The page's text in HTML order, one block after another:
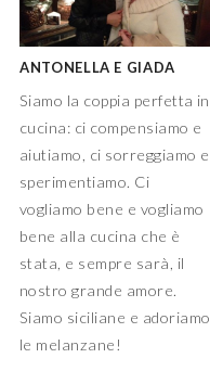
ANTONELLA E GIADA
Siamo la coppia perfetta in
cucina: ci compensiamo e
aiutiamo, ci sorreggiamo e
sperimentiamo. Ci
vogliamo bene e vogliamo
bene alla cucina che è
stata, e sempre sarà, il
nostro grande amore.
Siamo siciliane e adoriamo
le melanzane!